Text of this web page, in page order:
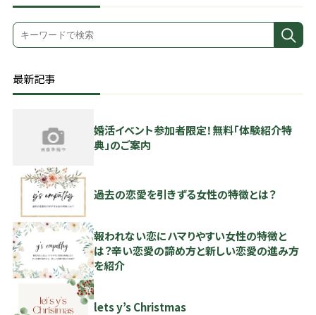
最新記事
婚活イベント参加者限定！無料「体験紹介特
典」のご案内
過去の恋愛を引きずる女性の特徴とは？
報われない恋にハマりやすい女性の特徴と
は？辛い恋愛の諦め方と新しい恋愛の進み方
を紹介
lets y’s Christmas